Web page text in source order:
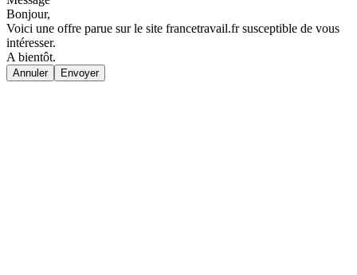
Bonjour,
Voici une offre parue sur le site francetravail.fr susceptible de vous
intéresser.
A bientôt.
Annuler